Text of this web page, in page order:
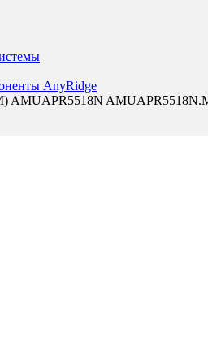
AnyRidge
AMUAPR5518N